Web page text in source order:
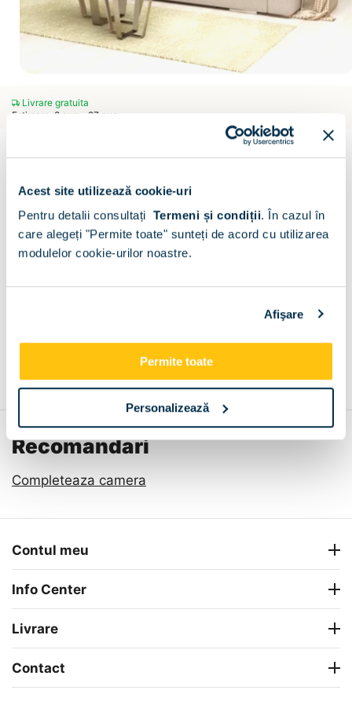
Acest site utilizează cookie-uri
Pentru detalii consultați Termeni și condiții. În cazul în
care alegeți "Permite toate" sunteți de acord cu utilizarea
modulelor cookie-urilor noastre.
Afişare
Permite toate
Personalizează
Livrare gratuita
Estimare: 8 aug - 27 aug
Canapea extensibila MAGIS 4, stofa Etna 15, piele
(19)
CONFIGURATOR
Metode de plata Livrare
Recomandari
Completeaza camera
Contul meu
Info Center
Livrare
Contact